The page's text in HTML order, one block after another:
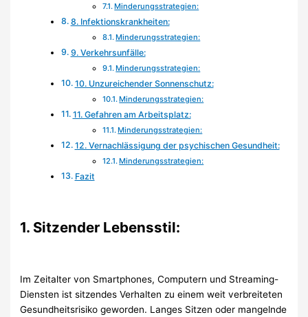
Minderungsstrategien:
8. Infektionskrankheiten:
Minderungsstrategien:
9. Verkehrsunfälle:
Minderungsstrategien:
10. Unzureichender Sonnenschutz:
Minderungsstrategien:
11. Gefahren am Arbeitsplatz:
Minderungsstrategien:
12. Vernachlässigung der psychischen Gesundheit:
Minderungsstrategien:
Fazit
1. Sitzender Lebensstil:
Im Zeitalter von Smartphones, Computern und Streaming-
Diensten ist sitzendes Verhalten zu einem weit verbreiteten
Gesundheitsrisiko geworden. Langes Sitzen oder mangelnde